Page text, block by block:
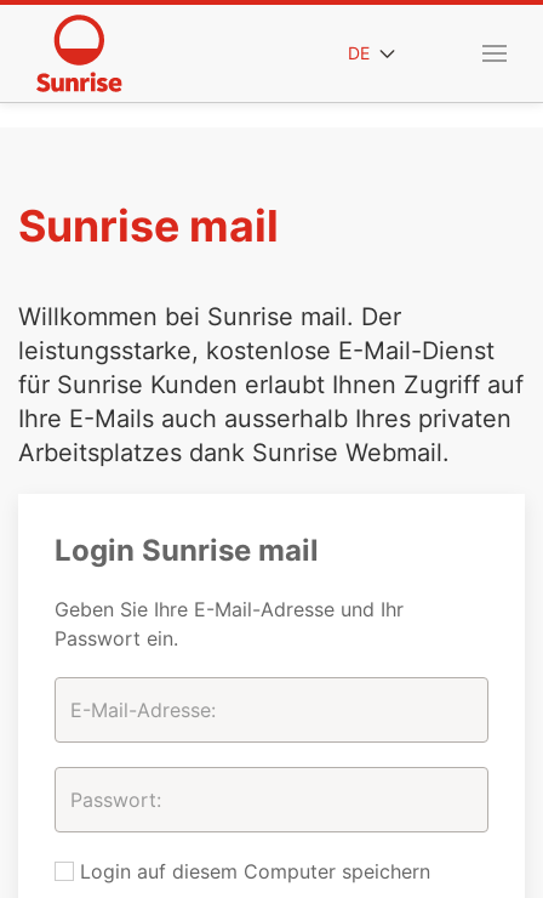
DE
Sunrise mail
Willkommen bei Sunrise mail. Der
leistungsstarke, kostenlose E-Mail-Dienst
für Sunrise Kunden erlaubt Ihnen Zugriff auf
Ihre E-Mails auch ausserhalb Ihres privaten
Arbeitsplatzes dank Sunrise Webmail.
Login Sunrise mail
Geben Sie Ihre E-Mail-Adresse und Ihr
Passwort ein.
Login auf diesem Computer speichern